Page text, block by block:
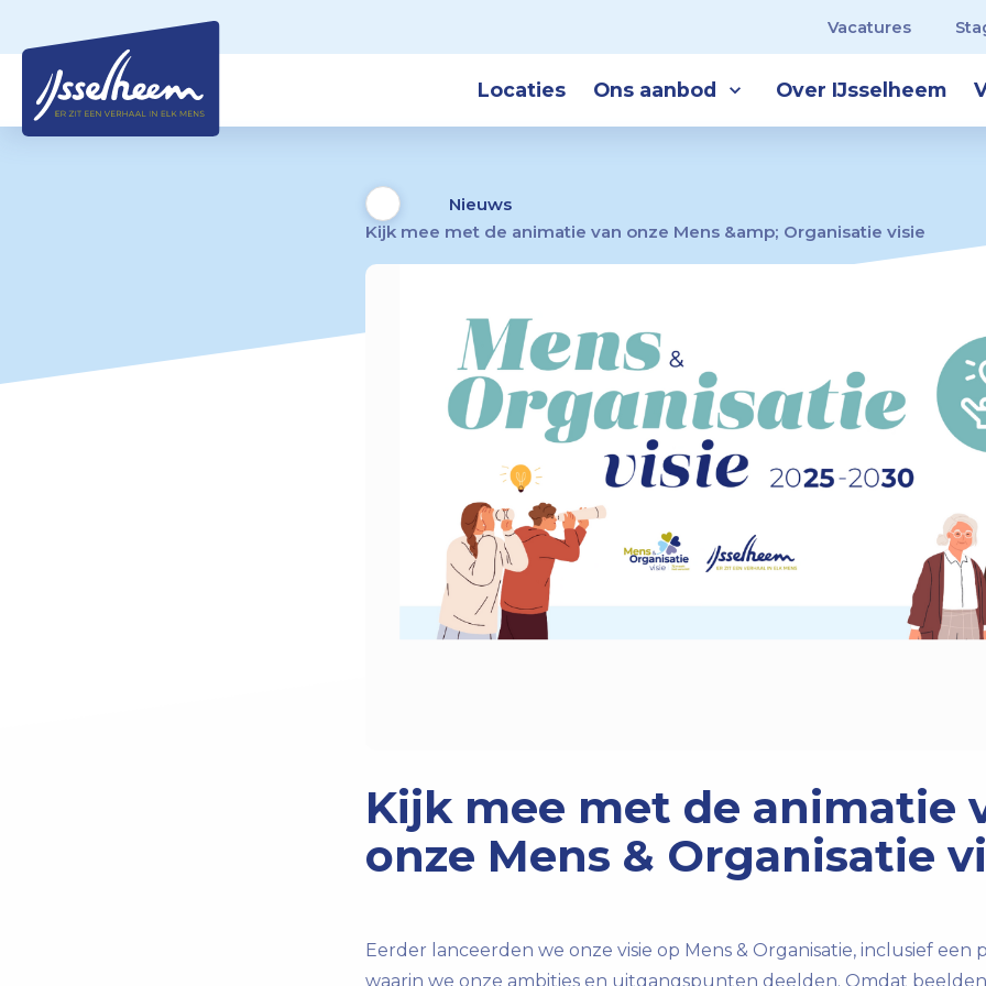
Vacatures
Locaties Ons aanbod Over IJsselheem
Nieuws
Kijk mee met de animatie van onze Mens &amp; Organisatie visie
Kijk mee met de animatie
onze Mens & Organisatie
Eerder lanceerden we onze visie op Mens & Organisatie, inclusief een
waarin we onze ambities en uitgangspunten deelden. Omdat